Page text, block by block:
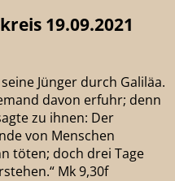
19.09.2021
Jünger durch Galiläa.
davon erfuhr; denn
zu ihnen: Der
von Menschen
töten; doch drei Tage
Mk 9,30f